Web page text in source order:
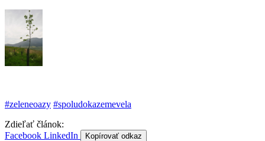
#zeleneoazy #spoludokazemevela
Zdieľať článok:
Facebook LinkedIn Kopírovať odkaz